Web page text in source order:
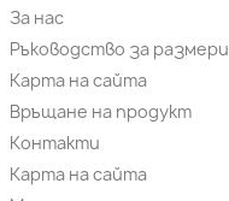
За нас
Ръководство за размери
Карта на сайта
Връщане на продукт
Контакти
Карта на сайта